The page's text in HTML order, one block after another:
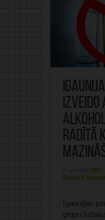
radītā
Rakstīt
Igaunijas
grupu